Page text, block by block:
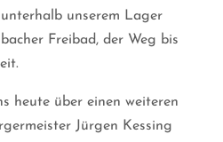
unserem Lager
Freibad, der Weg bis
heute über einen weiteren
Jürgen Kessing